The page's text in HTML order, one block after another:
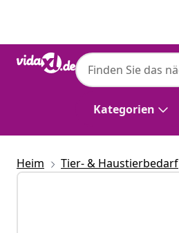
Kategorien
Heim Tier- & Haustierbedarf